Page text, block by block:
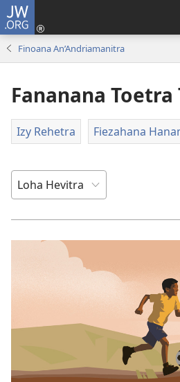
JW.ORG
Finoana An’Andriamanitra
Fananana Toetra
Izy Rehetra Fiezahana